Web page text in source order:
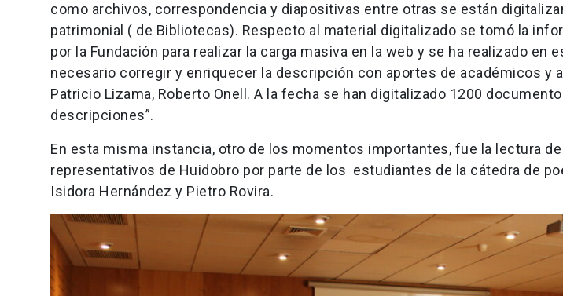
como archivos, correspondencia y diapositivas entre otras se están
patrimonial ( de Bibliotecas). Respecto al material digitalizado se tomó la
por la Fundación para realizar la carga masiva en la web y se ha realizado en
necesario corregir y enriquecer la descripción con aportes de académicos y
Patricio Lizama, Roberto Onell. A la fecha se han digitalizado 1200
descripciones”.
En esta misma instancia, otro de los momentos importantes, fue la lectura
representativos de Huidobro por parte de los estudiantes de la cátedra de
Isidora Hernández y Pietro Rovira.